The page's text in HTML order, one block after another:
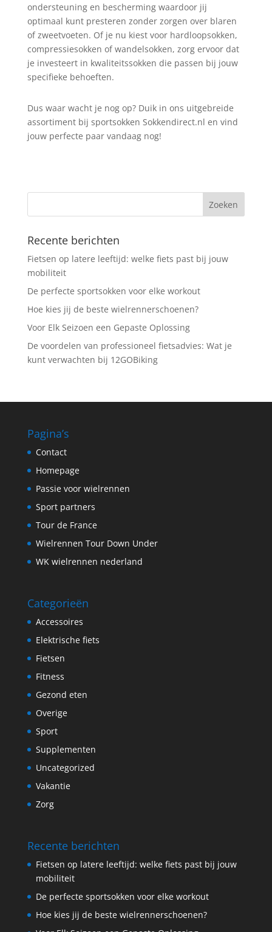
ondersteuning en bescherming waardoor jij
optimaal kunt presteren zonder zorgen over blaren
of zweetvoeten. Of je nu kiest voor hardloopsokken,
compressiesokken of wandelsokken, zorg ervoor dat
je investeert in kwaliteitssokken die passen bij jouw
specifieke behoeften.
Dus waar wacht je nog op? Duik in ons uitgebreide
assortiment bij sportsokken Sokkendirect.nl en vind
jouw perfecte paar vandaag nog!
Recente berichten
Fietsen op latere leeftijd: welke fiets past bij jouw
mobiliteit
De perfecte sportsokken voor elke workout
Hoe kies jij de beste wielrennerschoenen?
Voor Elk Seizoen een Gepaste Oplossing
De voordelen van professioneel fietsadvies: Wat je
kunt verwachten bij 12GOBiking
Pagina’s
Contact
Homepage
Passie voor wielrennen
Sport partners
Tour de France
Wielrennen Tour Down Under
WK wielrennen nederland
Categorieën
Accessoires
Elektrische fiets
Fietsen
Fitness
Gezond eten
Overige
Sport
Supplementen
Uncategorized
Vakantie
Zorg
Recente berichten
Fietsen op latere leeftijd: welke fiets past bij jouw
mobiliteit
De perfecte sportsokken voor elke workout
Hoe kies jij de beste wielrennerschoenen?